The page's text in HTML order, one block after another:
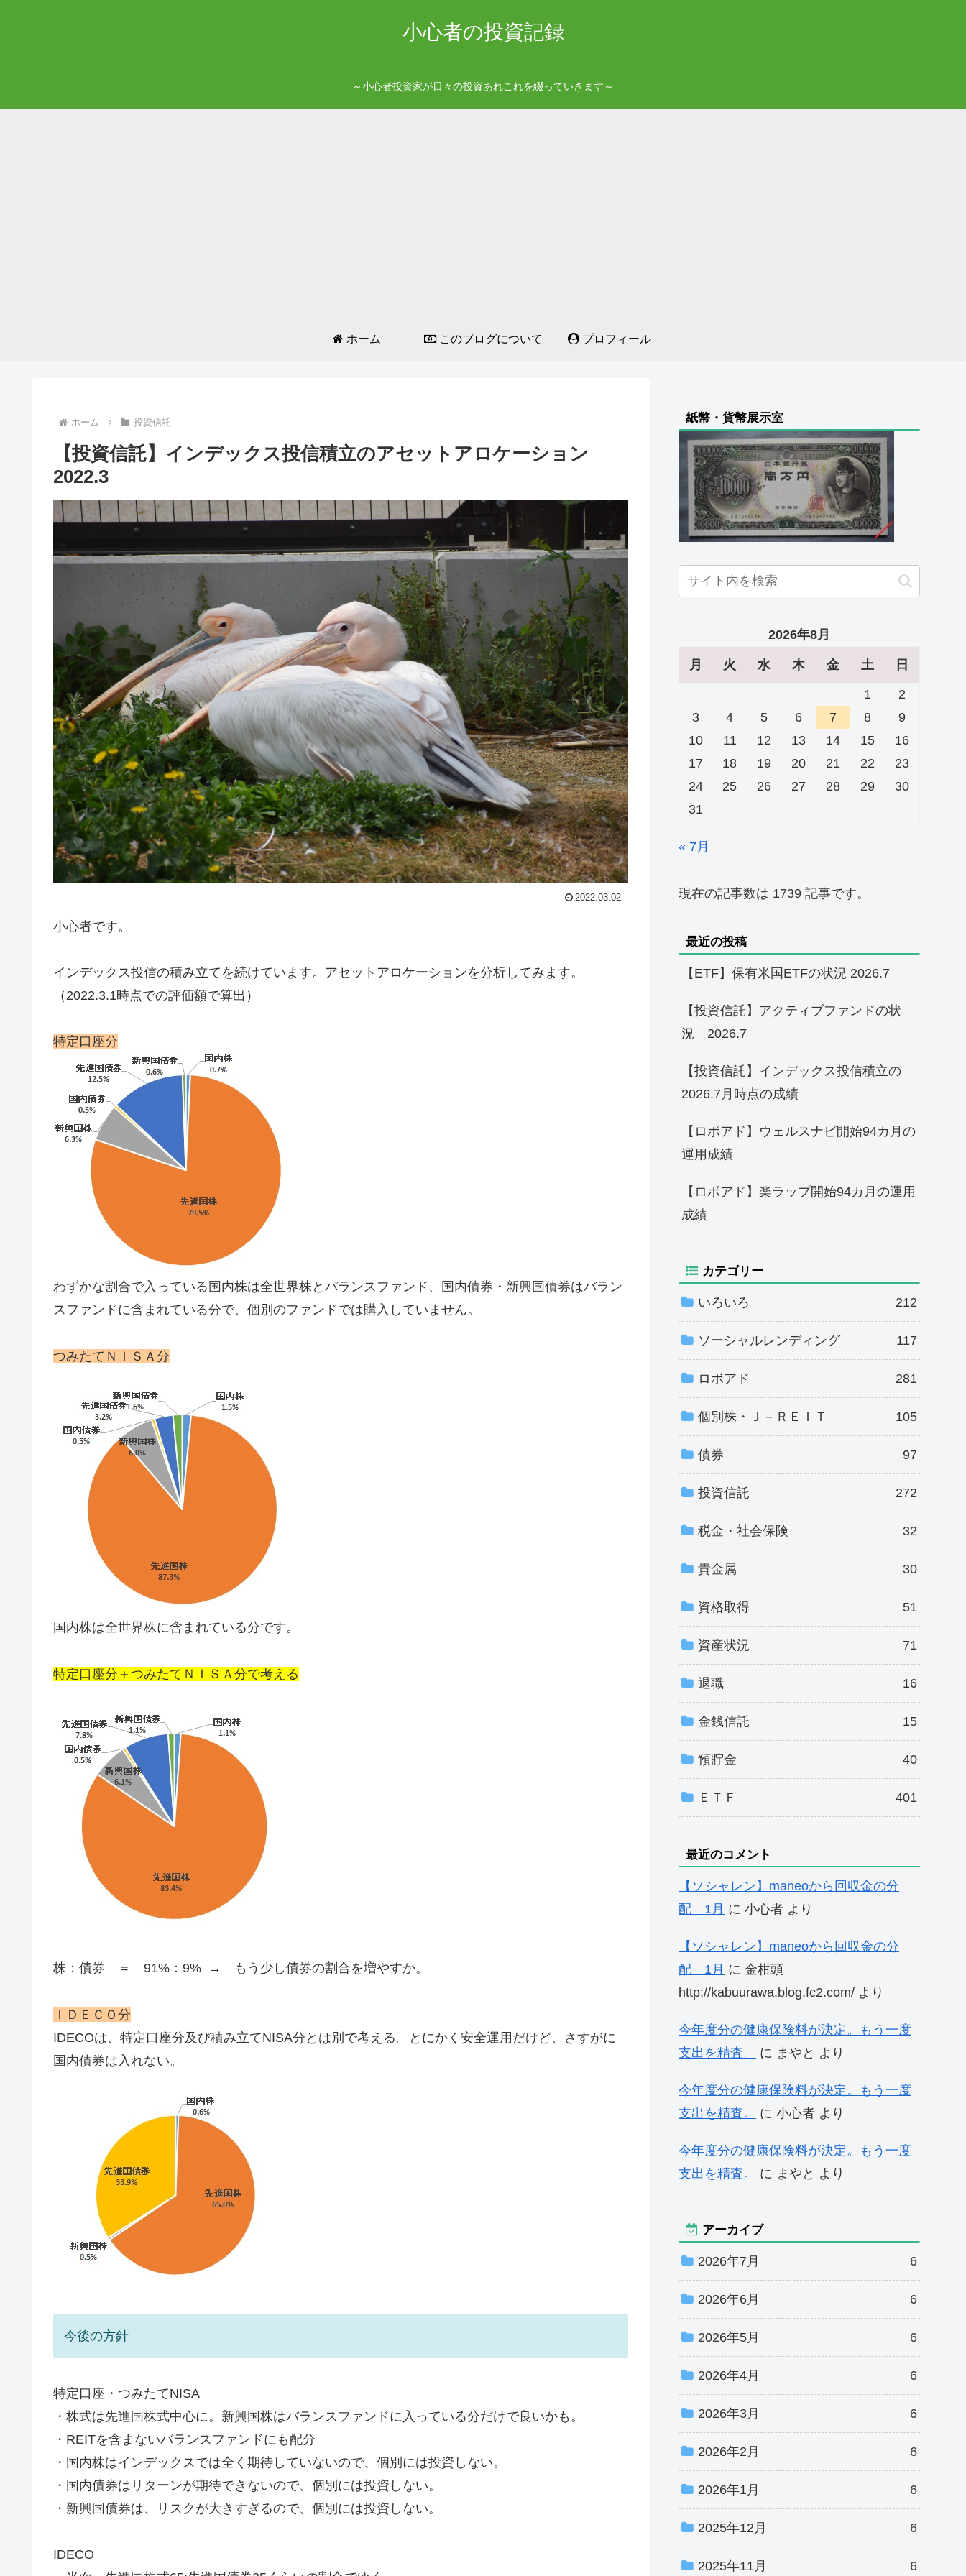
小心者の投資記録
～小心者投資家が日々の投資あれこれを綴っていきます～
ホーム このブログについて プロフィール
ホーム 投資信託
【投資信託】インデックス投信積立のアセットアロケーション
2022.3
2022.03.02
小心者です。
インデックス投信の積み立てを続けています。アセットアロケーションを分析してみます。
（2022.3.1時点での評価額で算出）
特定口座分
わずかな割合で入っている国内株は全世界株とバランスファンド、国内債券・新興国債券はバラン
スファンドに含まれている分で、個別のファンドでは購入していません。
つみたてＮＩＳＡ分
国内株は全世界株に含まれている分です。
特定口座分＋つみたてＮＩＳＡ分で考える
株：債券 ＝ 91%：9% → もう少し債券の割合を増やすか。
ＩＤＥＣＯ分
IDECOは、特定口座分及び積み立てNISA分とは別で考える。とにかく安全運用だけど、さすがに
国内債券は入れない。
今後の方針
特定口座・つみたてNISA
・株式は先進国株式中心に。新興国株はバランスファンドに入っている分だけで良いかも。
・REITを含まないバランスファンドにも配分
・国内株はインデックスでは全く期待していないので、個別には投資しない。
・国内債券はリターンが期待できないので、個別には投資しない。
・新興国債券は、リスクが大きすぎるので、個別には投資しない。
IDECO
紙幣・貨幣展示室
2026年8月
月 火 水 木 金 土 日
1
2
3
4 5 6 7 8
9
10
11 12 13 14 15
16
17
18 19 20 21 22
23
24
25 26 27 28 29
30
31
« 7月
現在の記事数は 1739 記事です。
最近の投稿
【ETF】保有米国ETFの状況 2026.7
【投資信託】アクティブファンドの状
況 2026.7
【投資信託】インデックス投信積立の
2026.7月時点の成績
【ロボアド】ウェルスナビ開始94カ月の
運用成績
【ロボアド】楽ラップ開始94カ月の運用
成績
カテゴリー
いろいろ 212
ソーシャルレンディング 117
ロボアド 281
個別株・Ｊ－ＲＥＩＴ 105
債券 97
投資信託 272
税金・社会保険 32
貴金属 30
資格取得 51
資産状況 71
退職 16
金銭信託 15
預貯金 40
ＥＴＦ 401
最近のコメント
【ソシャレン】maneoから回収金の分
配 1月 に 小心者 より
【ソシャレン】maneoから回収金の分
配 1月 に 金柑頭
http://kabuurawa.blog.fc2.com/ より
今年度分の健康保険料が決定。もう一度
支出を精査。
に まやと より
今年度分の健康保険料が決定。もう一度
支出を精査。
に 小心者 より
今年度分の健康保険料が決定。もう一度
支出を精査。
に まやと より
アーカイブ
2026年7月 6
2026年6月 6
2026年5月 6
2026年4月 6
2026年3月 6
2026年2月 6
2026年1月 6
2025年12月 6
2025年11月 6